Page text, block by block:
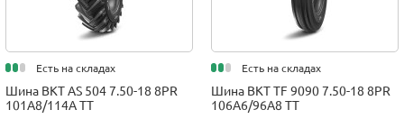
Есть на складах
Шина BKT AS 504 7.50-18 8PR
101A8/114A TT
Есть на складах
Шина BKT TF 9090 7.50-18 8PR
106A6/96A8 TT